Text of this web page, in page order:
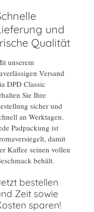
und
Qualität
unserem
Versand
DPD Classic
Sie Ihre
sicher und
an Werktagen.
Padpackung ist
damit
Kaffee seinen vollen
behält.
bestellen
Zeit sowie
sparen!